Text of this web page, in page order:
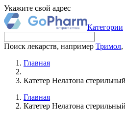
Укажите свой адрес
Категории
Поиск лекарств, например Тримол,
Главная
Катетер Нелатона
Главная
Катетер Нелатона